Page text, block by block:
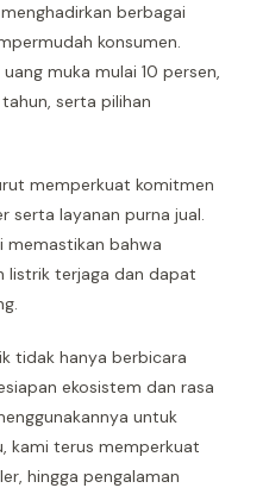
berbagai
konsumen.
muka mulai 10 persen,
serta pilihan
memperkuat komitmen
serta layanan purna jual.
memastikan bahwa
listrik terjaga dan dapat
tidak hanya berbicara
ekosistem dan rasa
untuk
kami terus memperkuat
hingga pengalaman